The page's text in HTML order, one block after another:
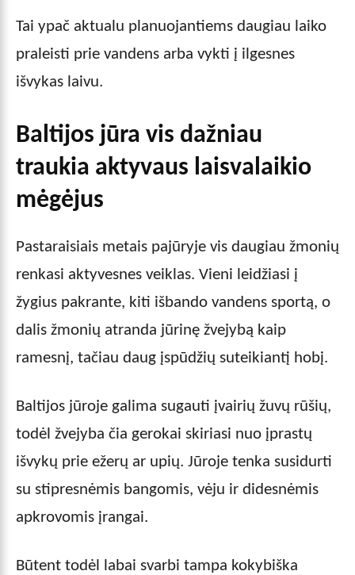
Tai ypač aktualu planuojantiems daugiau laiko
praleisti prie vandens arba vykti į ilgesnes
išvykas laivu.
Baltijos jūra vis dažniau
traukia aktyvaus laisvalaikio
mėgėjus
Pastaraisiais metais pajūryje vis daugiau žmonių
renkasi aktyvesnes veiklas. Vieni leidžiasi į
žygius pakrante, kiti išbando vandens sportą, o
dalis žmonių atranda jūrinę žvejybą kaip
ramesnį, tačiau daug įspūdžių suteikiantį hobį.
Baltijos jūroje galima sugauti įvairių žuvų rūšių,
todėl žvejyba čia gerokai skiriasi nuo įprastų
išvykų prie ežerų ar upių. Jūroje tenka susidurti
su stipresnėmis bangomis, vėju ir didesnėmis
apkrovomis įrangai.
Būtent todėl labai svarbi tampa kokybiška